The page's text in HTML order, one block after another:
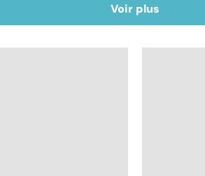
Voir plus